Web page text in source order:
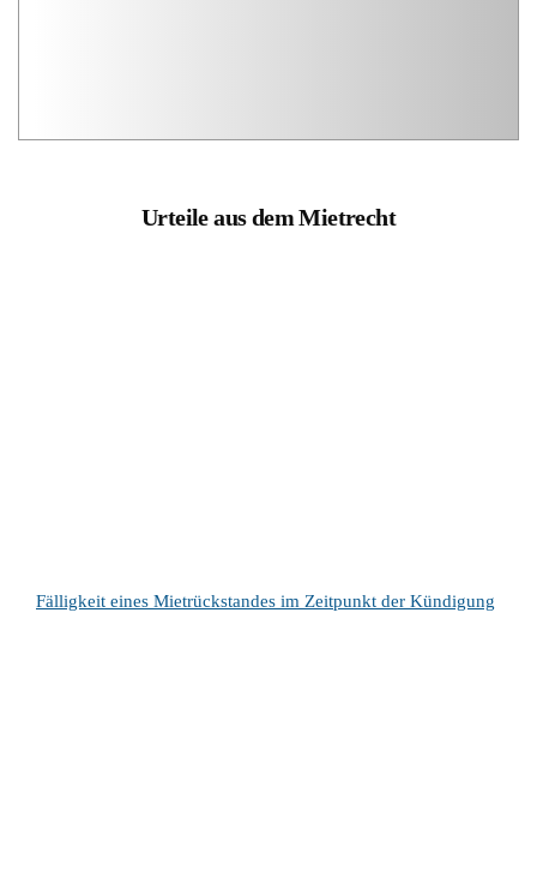
Urteile aus dem Mietrecht
Fälligkeit eines Mietrückstandes im Zeitpunkt der Kündigung